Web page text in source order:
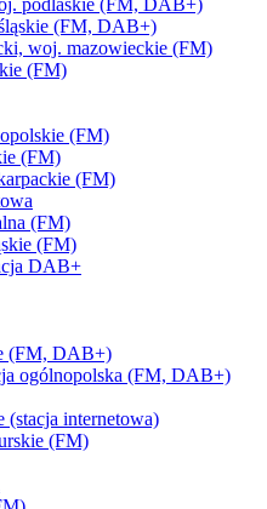
(FM, DAB+)
woj. mazowieckie (FM)
(FM)
(FM)
(FM)
(FM)
(FM)
(FM)
DAB+
(FM, DAB+)
ogólnopolska (FM, DAB+)
(stacja internetowa)
(FM)